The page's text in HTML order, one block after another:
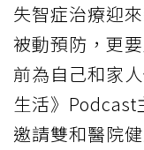
失智症治療迎
被動預防，更
前為自己和家
生活》Podcast
邀請雙和醫院